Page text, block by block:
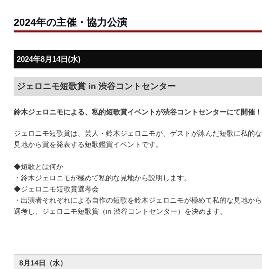
2024年の主催・協力公演
2024年8月14日(水)
ジェロニモ短歌賞 in 渋谷コントセンター
鈴木ジェロニモによる、私的短歌賞イベントが渋谷コントセンターにて開催！
ジェロニモ短歌賞は、芸人・鈴木ジェロニモが、ゲストが詠んだ短歌に私的な
見地から賞を発表する短歌鑑賞イベントです。
◆短歌とは何か
・鈴木ジェロニモが極めて私的な見地から説明します。
◆ジェロニモ短歌賞選考会
・出演者それぞれによる自作の短歌を鈴木ジェロニモが極めて私的な見地から
選考し、ジェロニモ短歌賞（in 渋谷コントセンター）を決めます。
8月14日（水）